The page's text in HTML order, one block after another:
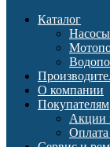
Каталог
Насосы
О компании
Покупателям
Акции
Оплата